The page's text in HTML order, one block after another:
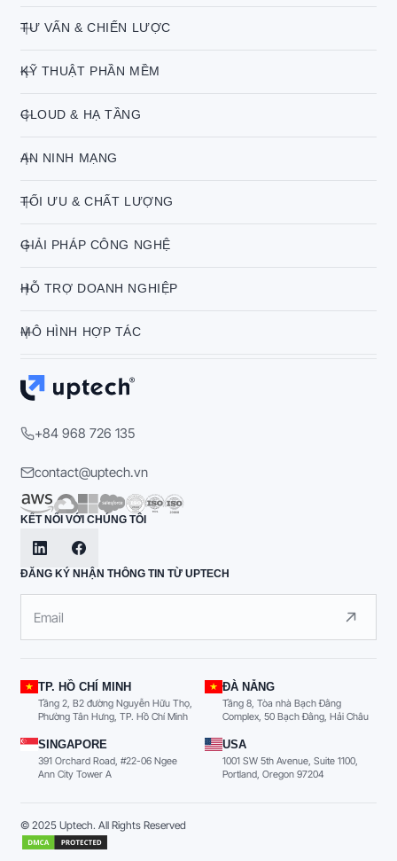
TƯ VẤN & CHIẾN LƯỢC
KỸ THUẬT PHẦN MỀM
CLOUD & HẠ TẦNG
AN NINH MẠNG
TỐI ƯU & CHẤT LƯỢNG
GIẢI PHÁP CÔNG NGHỆ
HỖ TRỢ DOANH NGHIỆP
MÔ HÌNH HỢP TÁC
+84 968 726 135
contact@uptech.vn
KẾT NỐI VỚI CHÚNG TÔI
ĐĂNG KÝ NHẬN THÔNG TIN TỪ UPTECH
TP. HỒ CHÍ MINH
Tầng 2, B2 đường Nguyễn Hữu Thọ,
Phường Tân Hưng, TP. Hồ Chí Minh
ĐÀ NẴNG
Tầng 8, Tòa nhà Bạch Đằng
Complex, 50 Bạch Đằng, Hải Châu
SINGAPORE
391 Orchard Road, #22-06 Ngee
Ann City Tower A
USA
1001 SW 5th Avenue, Suite 1100,
Portland, Oregon 97204
© 2025 Uptech. All Rights Reserved